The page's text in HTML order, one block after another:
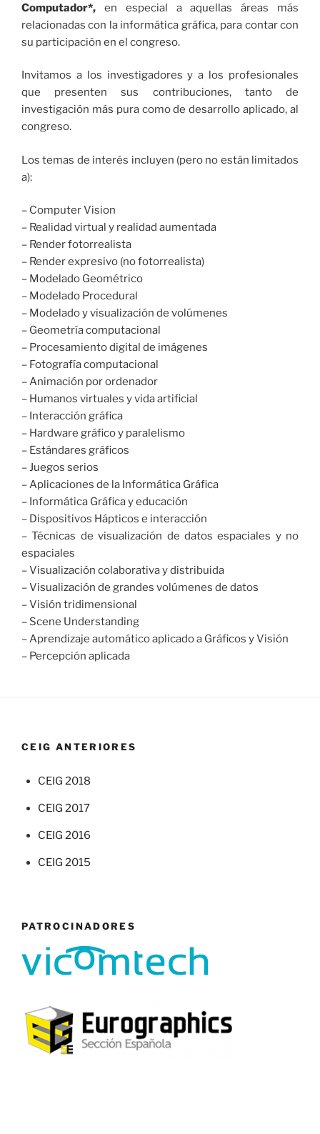
Computador*, en especial a aquellas áreas más
relacionadas con la informática gráfica, para contar con
su participación en el congreso.
Invitamos a los investigadores y a los profesionales
que presenten sus contribuciones, tanto de
investigación más pura como de desarrollo aplicado, al
congreso.
Los temas de interés incluyen (pero no están limitados
a):
– Computer Vision
– Realidad virtual y realidad aumentada
– Render fotorrealista
– Render expresivo (no fotorrealista)
– Modelado Geométrico
– Modelado Procedural
– Modelado y visualización de volúmenes
– Geometría computacional
– Procesamiento digital de imágenes
– Fotografía computacional
– Animación por ordenador
– Humanos virtuales y vida artificial
– Interacción gráfica
– Hardware gráfico y paralelismo
– Estándares gráficos
– Juegos serios
– Aplicaciones de la Informática Gráfica
– Informática Gráfica y educación
– Dispositivos Hápticos e interacción
– Técnicas de visualización de datos espaciales y no
espaciales
– Visualización colaborativa y distribuida
– Visualización de grandes volúmenes de datos
– Visión tridimensional
– Scene Understanding
– Aprendizaje automático aplicado a Gráficos y Visión
– Percepción aplicada
CEIG ANTERIORES
CEIG 2018
CEIG 2017
CEIG 2016
CEIG 2015
PATROCINADORES